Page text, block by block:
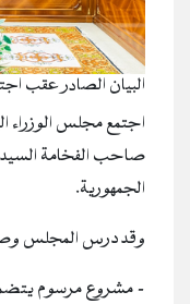
البيان الصادر عقب
صاحب الفخامة السيد
الجمهورية.
وقد درس المجلس
- مشروع مرسوم يتضمن